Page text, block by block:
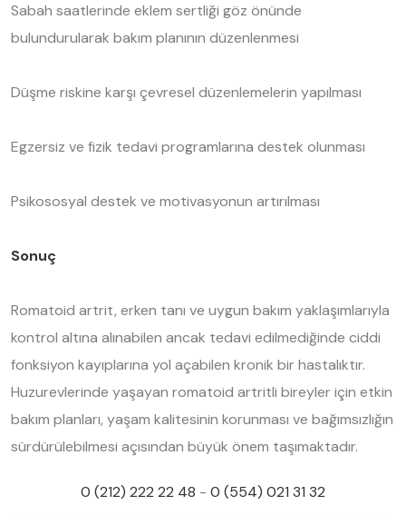
Sabah saatlerinde eklem sertliği göz önünde
bulundurularak bakım planının düzenlenmesi
Düşme riskine karşı çevresel düzenlemelerin yapılması
Egzersiz ve fizik tedavi programlarına destek olunması
Psikososyal destek ve motivasyonun artırılması
Sonuç
Romatoid artrit, erken tanı ve uygun bakım yaklaşımlarıyla
kontrol altına alınabilen ancak tedavi edilmediğinde ciddi
fonksiyon kayıplarına yol açabilen kronik bir hastalıktır.
Huzurevlerinde yaşayan romatoid artritli bireyler için etkin
bakım planları, yaşam kalitesinin korunması ve bağımsızlığın
sürdürülebilmesi açısından büyük önem taşımaktadır.
0 (212) 222 22 48 - 0 (554) 021 31 32